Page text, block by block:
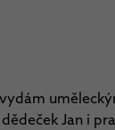
Jan i